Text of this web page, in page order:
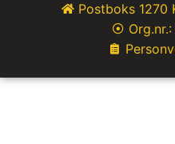
Postboks 1270